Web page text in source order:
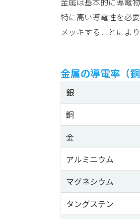
特に高い導電性を必
メッキすることによ
金属の導電率 （
銀
銅
金
アルミニウム
マグネシウム
タングステン